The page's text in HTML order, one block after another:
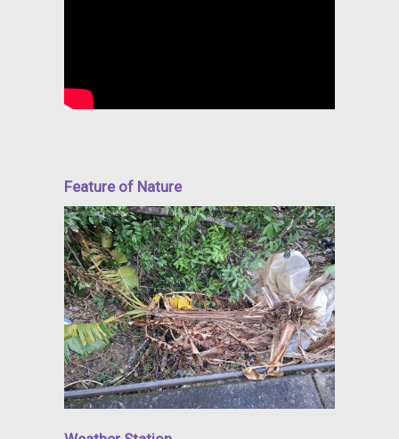
Feature of Nature